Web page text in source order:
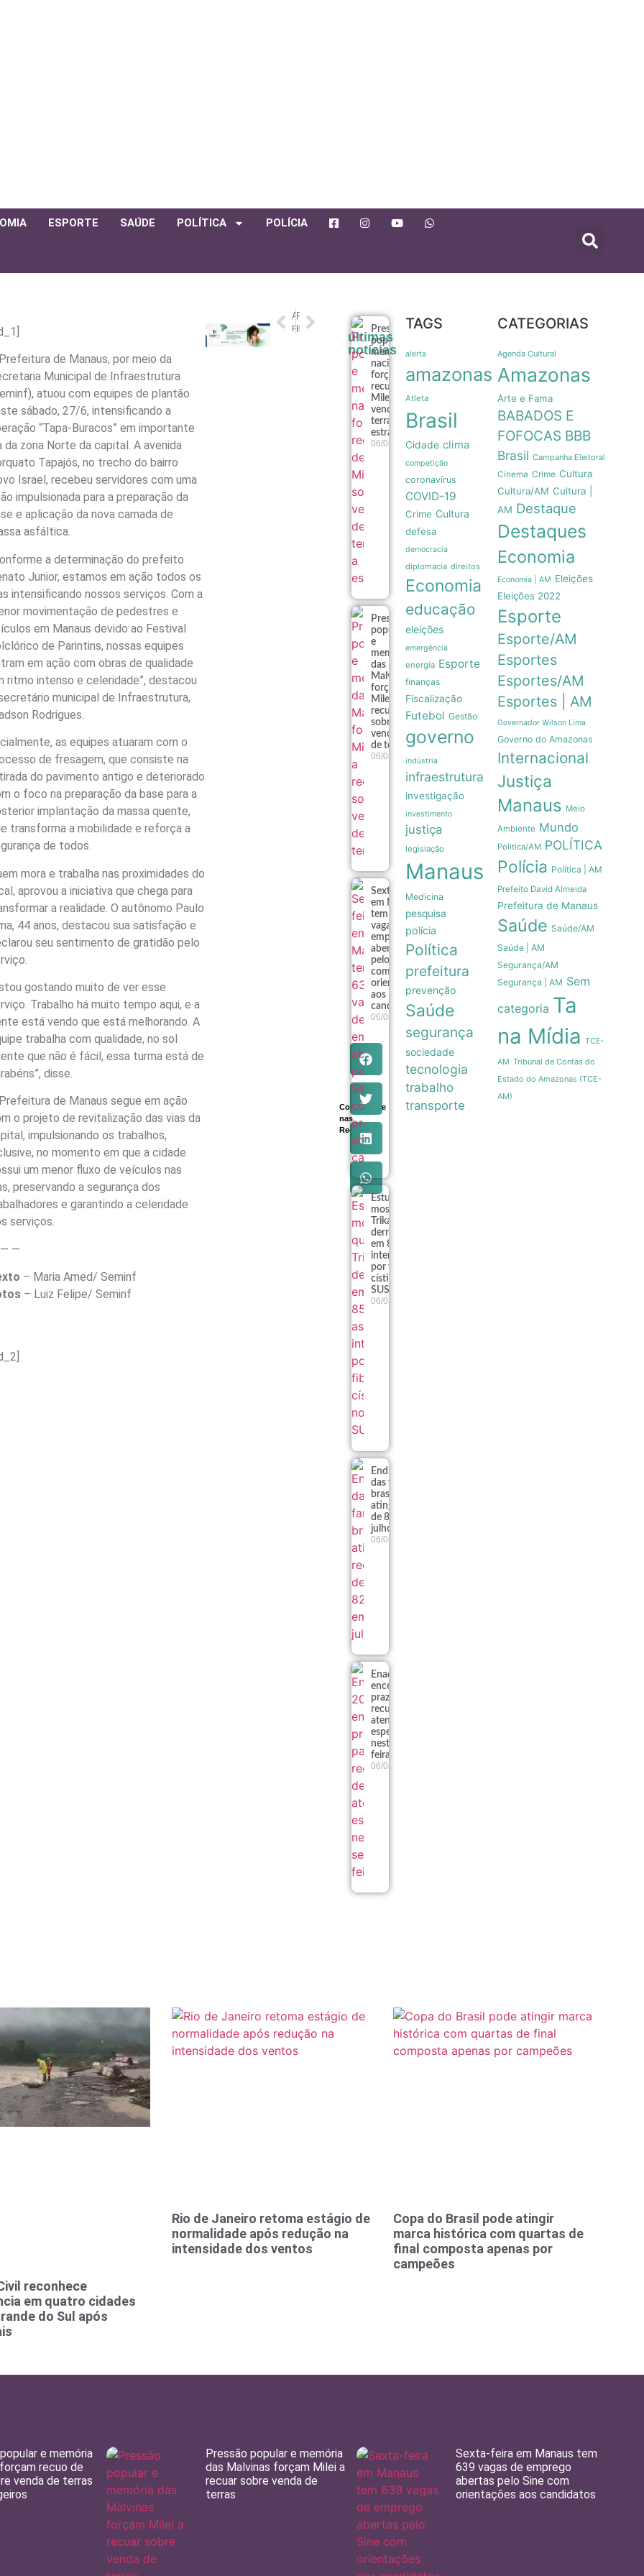
ESPORTE SAÚDE POLÍTICA POLÍCIA
de Manaus, por meio da
Municipal de Infraestrutura
atuou com equipes de plantão
sábado, 27/6, intensificando a
“Tapa-Buracos” em importante
da zona Norte da capital. A avenida
Tapajós, no trecho do bairro
Israel, recebeu servidores com uma
impulsionada para a preparação da
e aplicação da nova camada de
asfáltica.
a determinação do prefeito
Junior, estamos em ação todos os
intensificando nossos serviços. Com a
movimentação de pedestres e
em Manaus devido ao Festival
de Parintins, nossas equipes
em ação com obras de qualidade
ritmo intenso e celeridade”, destacou
municipal de Infraestrutura,
Rodrigues.
as equipes atuaram com o
de fresagem, que consiste na
do pavimento antigo e deteriorado
o foco na preparação da base para a
implantação da massa quente,
transforma a mobilidade e reforça a
de todos.
mora e trabalha nas proximidades do
aprovou a iniciativa que chega para
a realidade. O autônomo Paulo
44 anos, destacou sua satisfação e
seu sentimento de gratidão pelo
gostando muito de ver esse
Trabalho há muito tempo aqui, e a
está vendo que está melhorando. A
trabalha com qualidade, no sol
que não é fácil, essa turma está de
disse.
de Manaus segue em ação
o projeto de revitalização das vias da
impulsionando os trabalhos,
no momento em que a cidade
um menor fluxo de veículos nas
preservando a segurança dos
e garantindo a celeridade
serviços.
—
– Maria Amed/ Seminf
– Luiz Felipe/ Seminf
ANTERIOR
Professora Maria do Carmo reúne tropa do PL em Parintins
PRÓXIMO
Brasil faz penúltimo treino e viaja para o Texas onde enfrenta Japão
Compartilhe
nas
Redes
últimas
noticias
Pressão
popular e
memória
nacional
forçam
recuo de
Milei sobre
venda de
terras a
estrangeiros
06/08
Pressão
popular
e
memória
das
Malvinas
forçam
Milei a
recuar
sobre
venda
de terras
06/08
Sexta-feira
em Manaus
tem 639
vagas de
emprego
abertas
pelo Sine
com
orientações
aos
candidatos
06/08
Estudo
mostra que
Trikafta
derrubou
em 85% as
internações
por fibrose
cística no
SUS
06/08
Endividamento
das famílias
brasileiras
atinge recorde
de 82% em
julho
06/08
Enade 2026
encerra
prazo para
recursos de
atendimento
especializado
nesta sexta-
feira
06/08
TAGS
alerta
amazonas
Atleta
Brasil
Cidade clima
competição
coronavírus
COVID-19
Crime Cultura
defesa
democracia
diplomacia direitos
Economia
educação
eleições
emergência
energia Esporte
finanças
Fiscalização
Futebol Gestão
governo
indústria
infraestrutura
investigação
investimento
justiça
legislação
Manaus
Medicina
pesquisa
polícia
Política
prefeitura
prevenção
Saúde
segurança
sociedade
tecnologia
trabalho
transporte
CATEGORIAS
Agenda Cultural
Amazonas
Arte e Fama
BABADOS E
FOFOCAS BBB
Brasil Campanha Eleitoral
Cinema Crime Cultura
Cultura/AM Cultura |
AM Destaque
Destaques
Economia
Economia | AM Eleições
Eleições 2022
Esporte
Esporte/AM
Esportes
Esportes/AM
Esportes | AM
Governador Wilson Lima
Governo do Amazonas
Internacional
Justiça
Manaus Meio
Ambiente Mundo
Politica/AM POLÍTICA
Polícia Política | AM
Prefeito David Almeida
Prefeitura de Manaus
Saúde Saúde/AM
Saúde | AM
Segurança/AM
Segurança | AM Sem
categoria Ta
na Mídia TCE-
AM Tribunal de Contas do
Estado do Amazonas (TCE-
AM)
reconhece
em quatro cidades
do Sul após
Rio de Janeiro retoma estágio de
normalidade após redução na
intensidade dos ventos
Copa do Brasil pode atingir
marca histórica com quartas de
final composta apenas por
campeões
e memória
recuo de
venda de terras
Pressão popular e memória
das Malvinas forçam Milei a
recuar sobre venda de
terras
Sexta-feira em Manaus tem
639 vagas de emprego
abertas pelo Sine com
orientações aos candidatos